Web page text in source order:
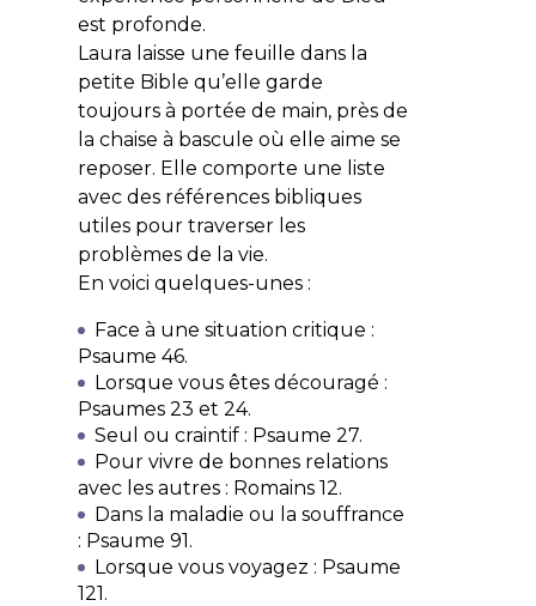
est profonde.
Laura laisse une feuille dans la
petite Bible qu’elle garde
toujours à portée de main, près de
la chaise à bascule où elle aime se
reposer. Elle comporte une liste
avec des références bibliques
utiles pour traverser les
problèmes de la vie.
En voici quelques-unes :
Face à une situation critique :
Psaume 46.
Lorsque vous êtes découragé :
Psaumes 23 et 24.
Seul ou craintif : Psaume 27.
Pour vivre de bonnes relations
avec les autres : Romains 12.
Dans la maladie ou la souffrance
: Psaume 91.
Lorsque vous voyagez : Psaume
121.